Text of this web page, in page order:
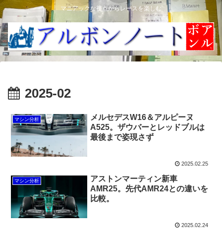
マニアックな視点からレースを楽しむ
2025-02
マシン分析
メルセデスW16＆アルピーヌ
A525。ザウバーとレッドブルは
最後まで姿現さず
2025.02.25
マシン分析
アストンマーティン新車
AMR25。先代AMR24との違いを
比較。
2025.02.24